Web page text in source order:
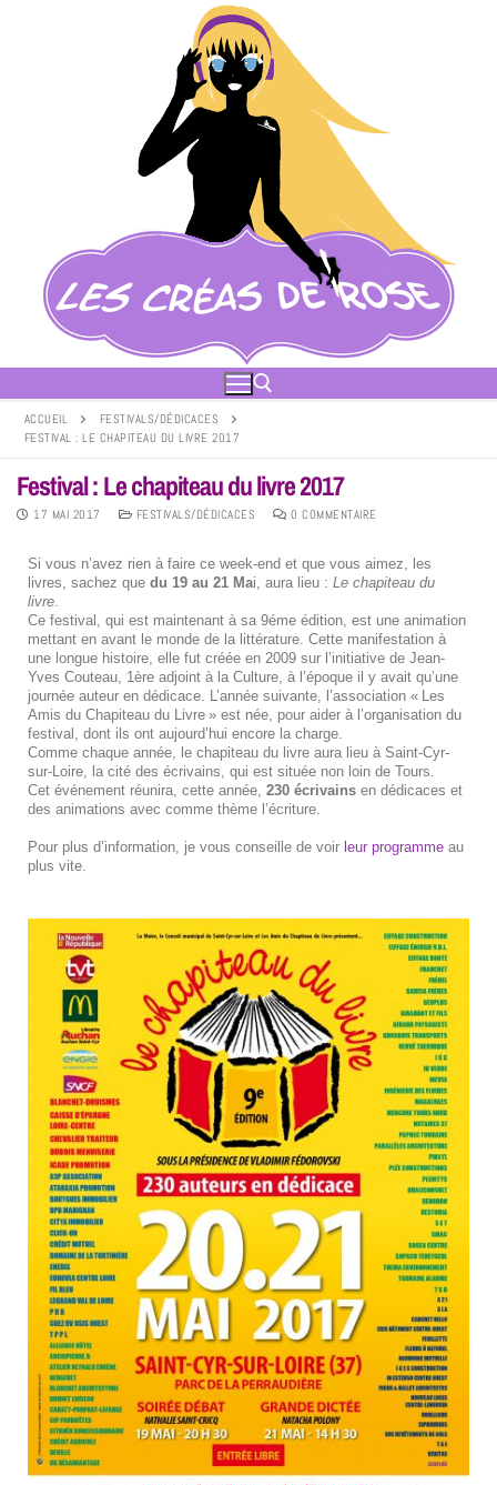
ACCUEIL
FESTIVALS/DÉDICACES
FESTIVAL : LE CHAPITEAU DU LIVRE 2017
Festival : Le chapiteau du livre 2017
17 MAI 2017 FESTIVALS/DÉDICACES 0 COMMENTAIRE
Si vous n’avez rien à faire ce week-end et que vous aimez, les
livres, sachez que du 19 au 21 Mai, aura lieu : Le chapiteau du
livre.
Ce festival, qui est maintenant à sa 9éme édition, est une animation
mettant en avant le monde de la littérature. Cette manifestation à
une longue histoire, elle fut créée en 2009 sur l’initiative de Jean-
Yves Couteau, 1ère adjoint à la Culture, à l’époque il y avait qu’une
journée auteur en dédicace. L’année suivante, l’association « Les
Amis du Chapiteau du Livre » est née, pour aider à l’organisation du
festival, dont ils ont aujourd’hui encore la charge.
Comme chaque année, le chapiteau du livre aura lieu à Saint-Cyr-
sur-Loire, la cité des écrivains, qui est située non loin de Tours.
Cet événement réunira, cette année, 230 écrivains en dédicaces et
des animations avec comme thème l’écriture.
Pour plus d’information, je vous conseille de voir leur programme au
plus vite.